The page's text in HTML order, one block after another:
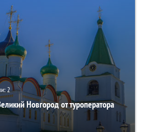
2
Новгород от туроператора